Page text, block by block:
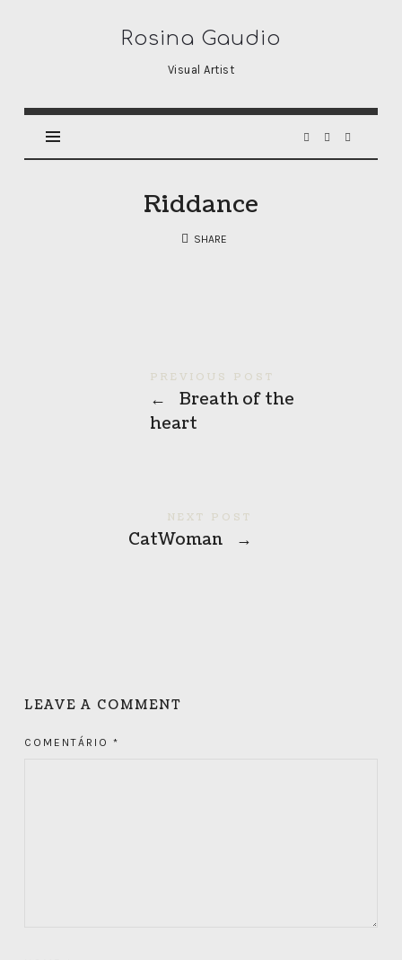
Rosina
Gaudio
Rosina Gaudio
Visual Artist
Riddance
SHARE
PREVIOUS POST
←
Breath of the
heart
NEXT POST
CatWoman →
LEAVE A COMMENT
COMENTÁRIO *